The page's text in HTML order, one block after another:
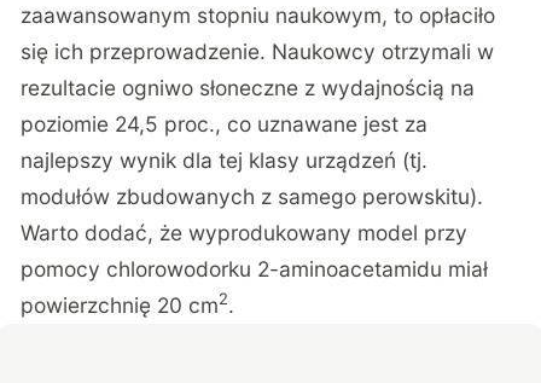
zaawansowanym stopniu naukowym, to opłaciło
się ich przeprowadzenie. Naukowcy otrzymali w
rezultacie ogniwo słoneczne z wydajnością na
poziomie 24,5 proc., co uznawane jest za
najlepszy wynik dla tej klasy urządzeń (tj.
modułów zbudowanych z samego perowskitu).
Warto dodać, że wyprodukowany model przy
pomocy chlorowodorku 2-aminoacetamidu miał
powierzchnię 20 cm2.